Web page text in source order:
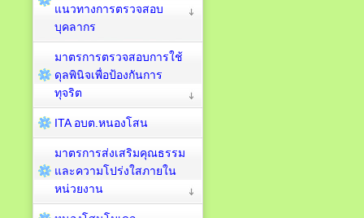
แนวทางการตรวจสอบ
บุคลากร
มาตรการตรวจสอบการใช้
ดุลพินิจเพื่อป้องกันการ
ทุจริต
ITA อบต.หนองโสน
มาตรการส่งเสริมคุณธรรม
และความโปร่งใสภายใน
หน่วยงาน